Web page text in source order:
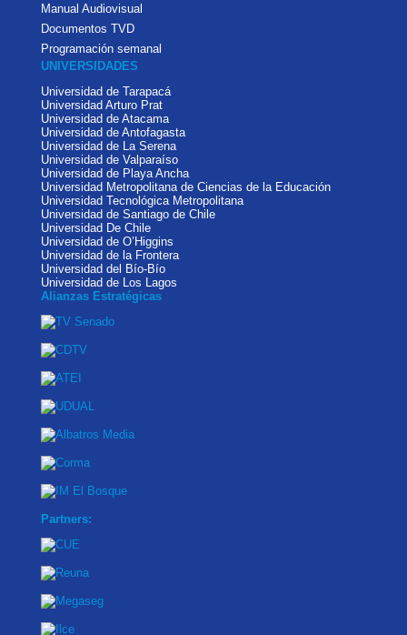
Manual Audiovisual
Documentos TVD
Programación semanal
UNIVERSIDADES
Universidad de Tarapacá
Universidad Arturo Prat
Universidad de Atacama
Universidad de Antofagasta
Universidad de La Serena
Universidad de Valparaíso
Universidad de Playa Ancha
Universidad Metropolitana de Ciencias de la Educación
Universidad Tecnológica Metropolitana
Universidad de Santiago de Chile
Universidad De Chile
Universidad de O’Higgins
Universidad de la Frontera
Universidad del Bío-Bío
Universidad de Los Lagos
Alianzas Estratégicas
Partners: